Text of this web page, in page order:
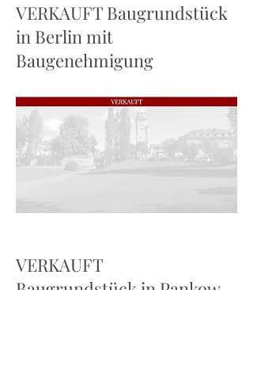
VERKAUFT Baugrundstück
in Berlin mit
Baugenehmigung
VERKAUFT
Baugrundstück in Pankow